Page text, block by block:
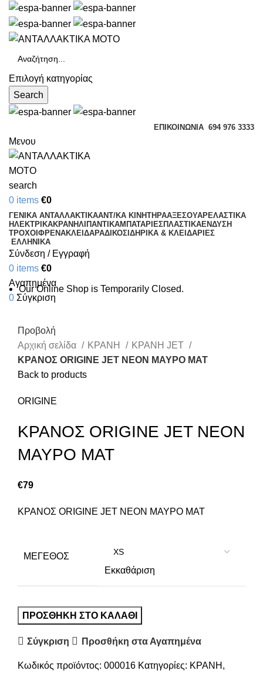
Επιλογή κατηγορίας
Search
ΕΠΙΚΟΙΝΩΝΊΑ 694 976 3333
Μενου
search
0 items €0
ΓΕΝΙΚΑ ΑΝΤΑΛΛΑΚΤΙΚΑΑΝΤ/ΚΑ ΚΙΝΗΤΗΡΑΑΞΕΣΟΥΑΡΕΛΑΣΤΙΚΑ
ΗΛΕΚΤΡΙΚΑΚΡΑΝΗΛΙΠΑΝΤΙΚΑΜΠΑΤΑΡΙΕΣΠΛΑΣΤΙΚΑΕΝΔΥΣΗ
ΤΡΟΧΟΙ ΦΡΕΝΑΚΛΕΙΔΑΡΑΔΙΚΟΣΙΔΗΡΙΚΑ & ΚΛΕΙΔΑΡΙΕΣ
ΕΛΛΗΝΙΚΆ
Σύνδεση / Εγγραφή
0 items €0
Αγαπημένα
0 Σύγκριση
Our Online Shop is Temporarily Closed.
Προβολή
Αρχική σελίδα
ΚΡΑΝΗ
ΚΡΑΝΗ JET
ΚΡΑΝΟΣ ORIGINE JET ΝΕΟΝ ΜΑΥΡΟ ΜΑΤ
Back to products
ORIGINE
ΚΡΑΝΟΣ ORIGINE JET ΝΕΟΝ
ΜΑΥΡΟ ΜΑΤ
€79
ΚΡΑΝΟΣ ORIGINE JET ΝΕΟΝ ΜΑΥΡΟ ΜΑΤ
ΜΕΓΕΘΟΣ
Εκκαθάριση
ΚΡΑΝΟΣ ORIGINE JET ΝΕΟΝ ΜΑΥΡΟ ΜΑΤ
ΠΡΟΣΘΉΚΗ ΣΤΟ ΚΑΛΆΘΙ
Σύγκριση Προσθήκη στα Αγαπημένα
Κωδικός προϊόντος: 000016 Κατηγορίες: ΚΡΑΝΗ ,